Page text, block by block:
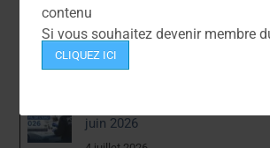
contenu
Si vous souhaitez devenir membre
CLIQUEZ ICI
Avancements TPTS et IPTS
9 juillet 2026
juin 2026